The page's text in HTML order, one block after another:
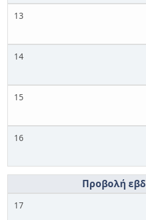
13
14
15
16
17